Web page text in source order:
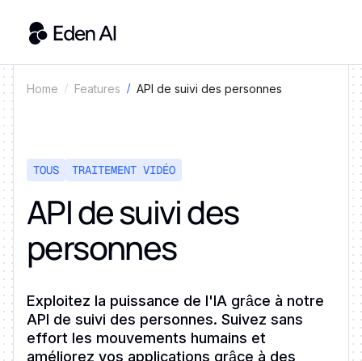
Home Features API de suivi des personnes
TOUS TRAITEMENT VIDÉO
API de suivi des
personnes
Exploitez la puissance de l'IA grâce à notre
API de suivi des personnes. Suivez sans
effort les mouvements humains et
améliorez vos applications grâce à des